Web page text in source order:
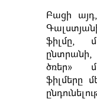
Բացի
ֆիլմը,
ծռեր»
ֆիլմերը